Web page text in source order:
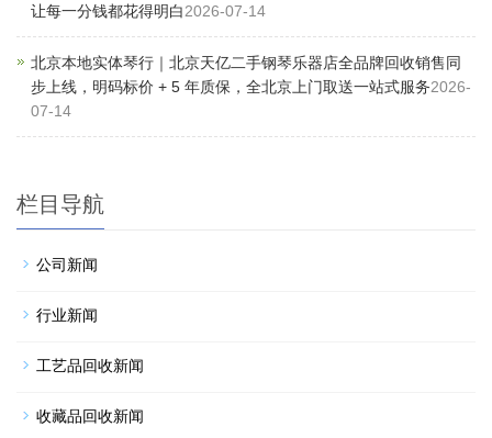
让每一分钱都花得明白2026-07-14
北京本地实体琴行｜北京天亿二手钢琴乐器店全品牌回收销售同
步上线，明码标价 + 5 年质保，全北京上门取送一站式服务2026-
07-14
栏目导航
公司新闻
行业新闻
工艺品回收新闻
收藏品回收新闻